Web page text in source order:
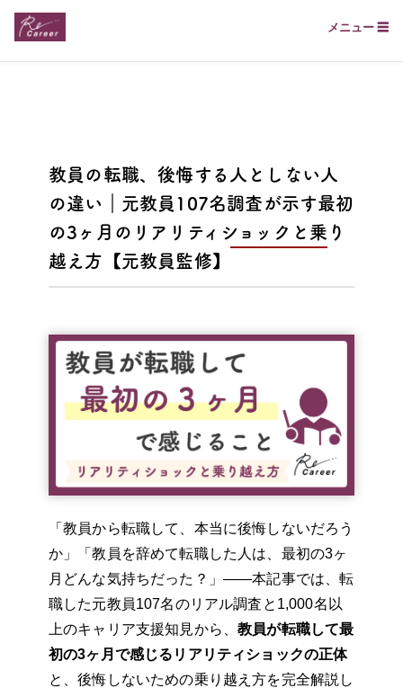
メニュー ☰
教員の転職、後悔する人としない人
の違い｜元教員107名調査が示す最初
の3ヶ月のリアリティショックと乗り
越え方【元教員監修】
「教員から転職して、本当に後悔しないだろう
か」「教員を辞めて転職した人は、最初の3ヶ
月どんな気持ちだった？」——本記事では、転
職した元教員107名のリアル調査と1,000名以
上のキャリア支援知見から、教員が転職して最
初の3ヶ月で感じるリアリティショックの正体
と、後悔しないための乗り越え方を完全解説し